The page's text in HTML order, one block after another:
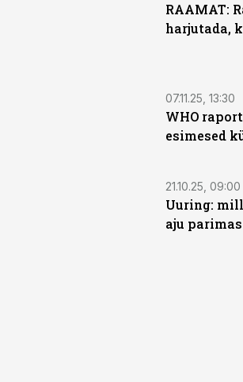
RAAMAT:
harjutada,
07.11.25, 13:30
WHO
esimesed
21.10.25, 09:00
Uuring:
aju